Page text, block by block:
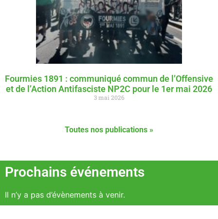
Fourmies 1891 : communiqué commun de l’Offensive
et de l’Action Antifasciste NP2C pour le 1er mai 2026
3 mai 2026
Toutes nos publications »
Prochains événements
Il n’y a pas d’évènements à venir.